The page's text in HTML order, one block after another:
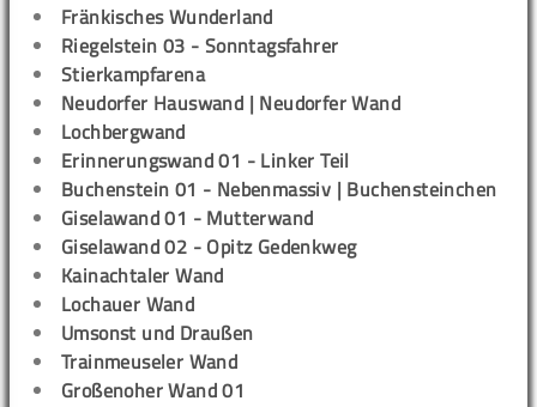
Fränkisches Wunderland
Riegelstein 03 - Sonntagsfahrer
Stierkampfarena
Neudorfer Hauswand | Neudorfer Wand
Lochbergwand
Erinnerungswand 01 - Linker Teil
Buchenstein 01 - Nebenmassiv | Buchensteinchen
Giselawand 01 - Mutterwand
Giselawand 02 - Opitz Gedenkweg
Kainachtaler Wand
Lochauer Wand
Umsonst und Draußen
Trainmeuseler Wand
Großenoher Wand 01